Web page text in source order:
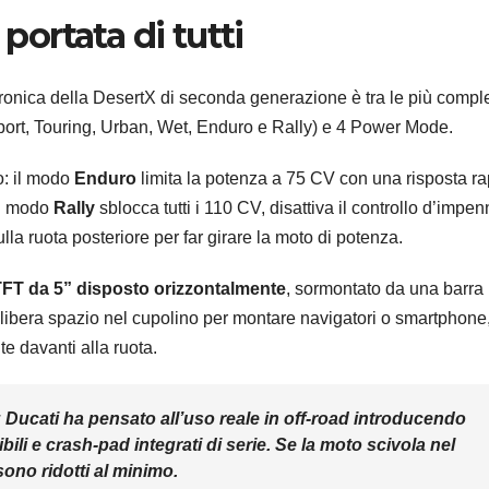
portata di tutti
della DesertX di seconda generazione è tra le più
Touring, Urban, Wet, Enduro e Rally) e 4 Power Mode.
il modo Enduro limita la potenza a 75 CV con una risposta
modo Rally sblocca tutti i 110 CV, disattiva il controllo
ruota posteriore per far girare la moto di potenza.
da 5” disposto orizzontalmente, sormontato da una barra
spazio nel cupolino per montare navigatori o
davanti alla ruota.
Ducati ha pensato all’uso reale in off-road introducendo
e crash-pad integrati di serie. Se la moto scivola nel
ridotti al minimo.